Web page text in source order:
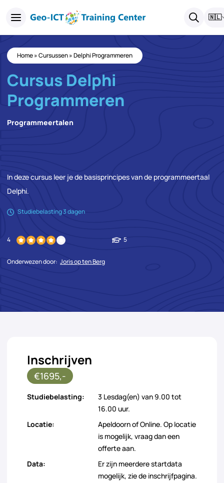
🇳🇱
Home»Cursussen»Delphi Programmeren
Cursus Delphi
Programmeren
Programmeertalen
In deze cursus leer je de basisprincipes van de programmeertaal
Delphi.
Studiebelasting 3 dagen
4 5
Onderwezen door: Joris op ten Berg
Inschrijven
€1695,-
Studiebelasting:
3 Lesdag(en) van 9.00 tot
16.00 uur.
Locatie:
Apeldoorn of Online. Op locatie
is mogelijk, vraag dan een
offerte aan.
Data:
Er zijn meerdere startdata
mogelijk, zie de inschrijfpagina.